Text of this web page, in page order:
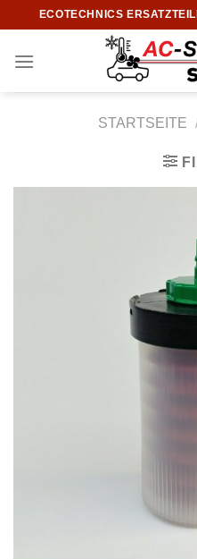
Inhalt
springen
ECOTECHNICS
STARTSEITE